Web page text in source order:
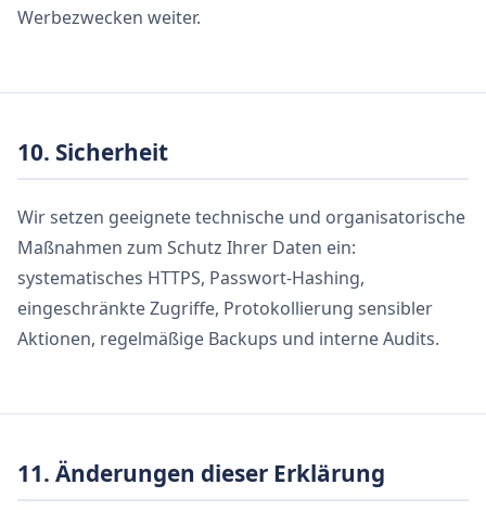
Werbezwecken weiter.
10. Sicherheit
Wir setzen geeignete technische und organisatorische
Maßnahmen zum Schutz Ihrer Daten ein:
systematisches HTTPS, Passwort-Hashing,
eingeschränkte Zugriffe, Protokollierung sensibler
Aktionen, regelmäßige Backups und interne Audits.
11. Änderungen dieser Erklärung